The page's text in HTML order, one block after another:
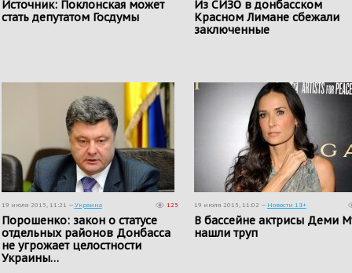
Источник: Поклонская может
стать депутатом Госдумы
Из СИЗО в донбасском
Красном Лимане сбежали
заключенные
19 июля 2015, 11:21 — Украина 125
Порошенко: закон о статусе
отдельных районов Донбасса
не угрожает целостности
Украины…
19 июля 2015, 11:02 — Новости 18+
В бассейне актрисы Деми
нашли труп